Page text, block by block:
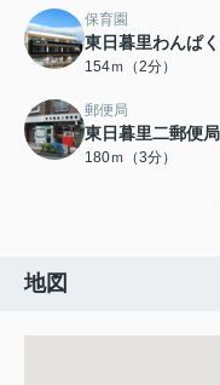
保育園
東日暮里わんぱ
154ｍ（2分）
郵便局
東日暮里二郵便局
180ｍ（3分）
地図